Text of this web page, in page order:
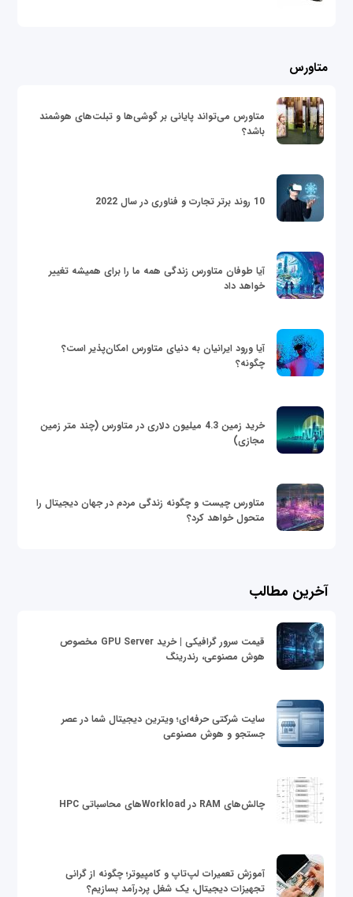
متاورس
متاورس می‌تواند پایانی بر گوشی‌ها و تبلت‌های هوشمند
باشد؟
10 روند برتر تجارت و فناوری در سال 2022
آیا طوفان متاورس زندگی همه ما را برای همیشه تغییر
خواهد داد
آیا ورود ایرانیان به دنیای متاورس امکان‌پذیر است؟
چگونه؟
خرید زمین 4.3 میلیون دلاری در متاورس (چند متر زمین
مجازی)
متاورس چیست و چگونه زندگی مردم در جهان دیجیتال را
متحول خواهد کرد؟
آخرین مطالب
قیمت سرور گرافیکی | خرید GPU Server مخصوص
هوش مصنوعی، رندرینگ
سایت شرکتی حرفه‌ای؛ ویترین دیجیتال شما در عصر
جستجو و هوش مصنوعی
چالش‌های RAM در Workloadهای محاسباتی HPC
آموزش تعمیرات لپ‌تاپ و کامپیوتر؛ چگونه از گرانی
تجهیزات دیجیتال، یک شغل پردرآمد بسازیم؟